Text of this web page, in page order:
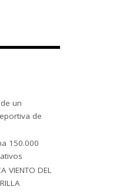
un
de
150.000
VIENTO DEL